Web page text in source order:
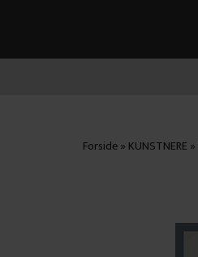
Forside» KUNSTNERE »